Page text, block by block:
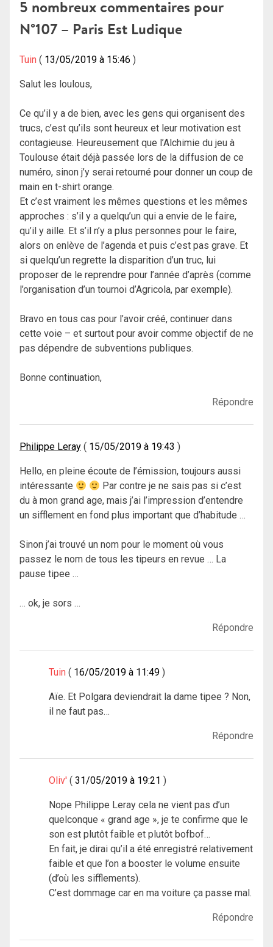
l’article
5 nombreux commentaires pour
N°107 – Paris Est Ludique
Tuin 13/05/2019 à 15:46
Salut les loulous,
Ce qu’il y a de bien, avec les gens qui organisent des
trucs, c’est qu’ils sont heureux et leur motivation est
contagieuse. Heureusement que l’Alchimie du jeu à
Toulouse était déjà passée lors de la diffusion de ce
numéro, sinon j’y serai retourné pour donner un coup de
main en t-shirt orange.
Et c’est vraiment les mêmes questions et les mêmes
approches : s’il y a quelqu’un qui a envie de le faire,
qu’il y aille. Et s’il n’y a plus personnes pour le faire,
alors on enlève de l’agenda et puis c’est pas grave. Et
si quelqu’un regrette la disparition d’un truc, lui
proposer de le reprendre pour l’année d’après (comme
l’organisation d’un tournoi d’Agricola, par exemple).
Bravo en tous cas pour l’avoir créé, continuer dans
cette voie – et surtout pour avoir comme objectif de ne
pas dépendre de subventions publiques.
Bonne continuation,
Répondre
Philippe Leray 15/05/2019 à 19:43
Hello, en pleine écoute de l’émission, toujours aussi
intéressante
Par contre je ne sais pas si c’est
du à mon grand age, mais j’ai l’impression d’entendre
un sifflement en fond plus important que d’habitude …
Sinon j’ai trouvé un nom pour le moment où vous
passez le nom de tous les tipeurs en revue … La
pause tipee …
… ok, je sors …
Répondre
Tuin 16/05/2019 à 11:49
Aïe. Et Polgara deviendrait la dame tipee ? Non,
il ne faut pas…
Répondre
Oliv' 31/05/2019 à 19:21
Nope Philippe Leray cela ne vient pas d’un
quelconque « grand age », je te confirme que le
son est plutôt faible et plutôt bofbof…
En fait, je dirai qu’il a été enregistré relativement
faible et que l’on a booster le volume ensuite
(d’où les sifflements).
C’est dommage car en ma voiture ça passe mal.
Répondre